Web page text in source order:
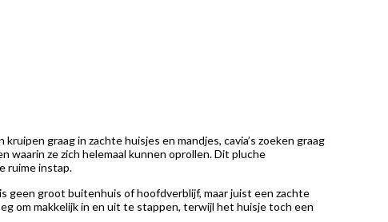
graag in zachte huisjes en mandjes, cavia’s zoeken graag
ze zich helemaal kunnen oprollen. Dit pluche
ruime instap.
geen groot buitenhuis of hoofdverblijf, maar juist een zachte
om makkelijk in en uit te stappen, terwijl het huisje toch een